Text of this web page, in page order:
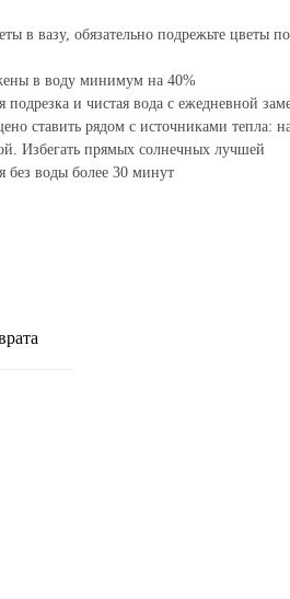
в вазу, обязательно подрежьте цветы
в воду минимум на 40%
подрезка и чистая вода с ежедневной
ставить рядом с источниками тепла:
Избегать прямых солнечных лучшей
без воды более 30 минут